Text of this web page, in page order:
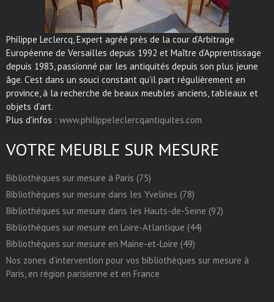
Philippe Leclercq, Expert agréé près de la cour d’Arbitrage
Européenne de Versailles depuis 1992 et Maître d’Apprentissage
depuis 1983, passionné par les antiquités depuis son plus jeune
âge. C’est dans un souci constant qu’il part régulièrement en
province, à la recherche de beaux meubles anciens, tableaux et
objets d’art.
Plus d'infos : www.philippeleclercqantiquites.com
VOTRE MEUBLE SUR MESURE
Bibliothèques sur mesure à Paris (75)
Bibliothèques sur mesure dans les Yvelines (78)
Bibliothèques sur mesure dans les Hauts-de-Seine (92)
Bibliothèques sur mesure en Loire-Atlantique (44)
Bibliothèques sur mesure en Maine-et-Loire (49)
Nos zones d’intervention pour vos bibliothèques sur mesure à
Paris, en région parisienne et en France